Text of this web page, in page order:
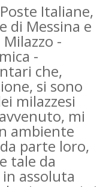
Italiane,
di Messina e
-
-
che,
si sono
milazzesi
mi
ambiente
parte loro,
tale da
assoluta